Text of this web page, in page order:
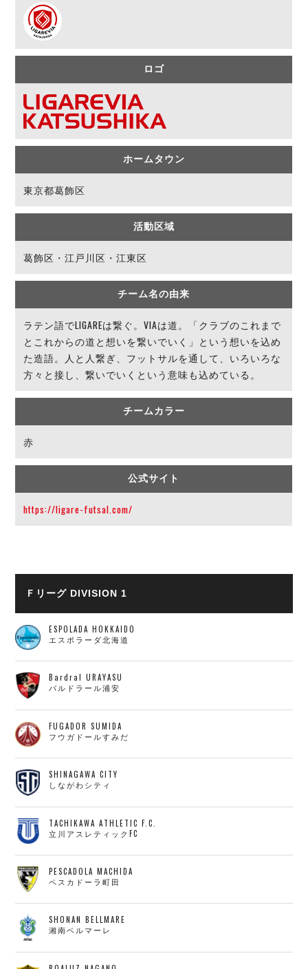
試合日程・結果
大会概要
アリーナ情報
過去の記録
ヴィンセドール白山
アグレミーナ浜松
ミラクルスマイル新居浜
担当審判員
選手の通算記録（Ｆ１）
エスポラーダ北海道
バルドラール浦安
フウガドールすみだ
立川アスレティックFC
ペスカドーラ町田
湘南ベルマーレ
ボアルース長野
名古屋オーシャンズ
ボルクバレット北九州
バサジィ大分
選手の通算記録（Ｆ２）
ヴォスクオーレ仙台
マルバ水戸FC
Y．S．C．C．横浜
デウソン神戸
ミラクルスマイル新居浜
DIVISION
FOLLOW US!
ロゴ
ホームタウン
東京都葛飾区
活動区域
葛飾区・江戸川区・江東区
チーム名の由来
ラテン語でLIGAREは繋ぐ。VIAは道。「クラブのこれまで
とこれからの道と想いを繋いでいく」という想いを込め
た造語。人と人繋ぎ、フットサルを通して、いろいろな
方々と接し、繋いでいくという意味も込めている。
チームカラー
赤
公式サイト
https://ligare-futsal.com/
Ｆリーグ DIVISION 1
ESPOLADA HOKKAIDO
エスポラーダ北海道
Bardral URAYASU
バルドラール浦安
FUGADOR SUMIDA
フウガドールすみだ
SHINAGAWA CITY
しながわシティ
TACHIKAWA ATHLETIC F.C.
立川アスレティックFC
PESCADOLA MACHIDA
ペスカドーラ町田
SHONAN BELLMARE
湘南ベルマーレ